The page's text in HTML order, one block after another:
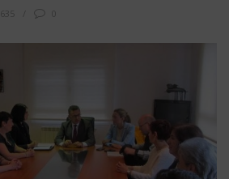
2635